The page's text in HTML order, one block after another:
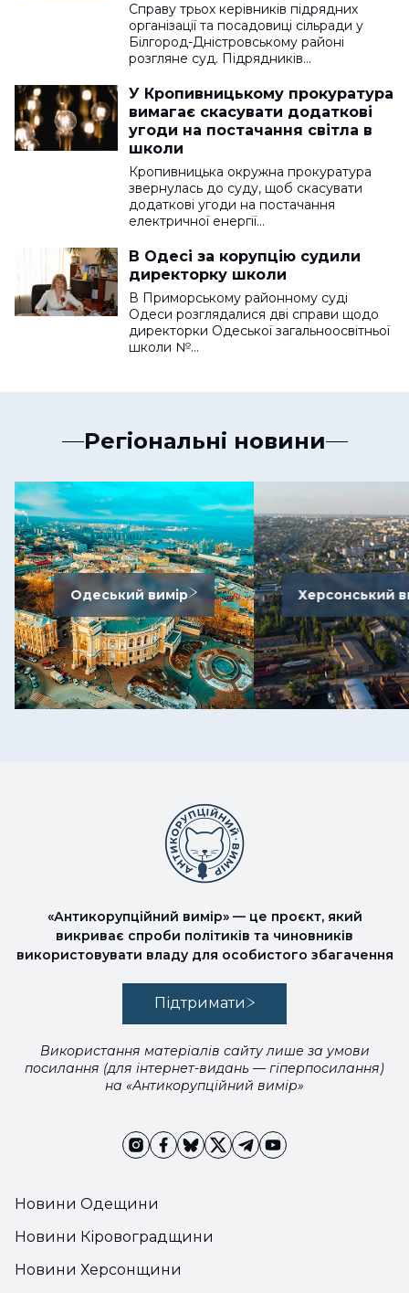
Справу трьох керівників підрядних
організації та посадовиці сільради у
Білгород-Дністровському районі
розгляне суд. Підрядників…
У Кропивницькому прокуратура
вимагає скасувати додаткові
угоди на постачання світла в
школи
Кропивницька окружна прокуратура
звернулась до суду, щоб скасувати
додаткові угоди на постачання
електричної енергії…
В Одесі за корупцію судили
директорку школи
В Приморському районному суді
Одеси розглядалися дві справи щодо
директорки Одеської загальноосвітньої
школи №…
Регіональні новини
Одеський вимір Херсонський
Новини Одещини
Новини Кіровоградщини
Новини Херсонщини
«Антикорупційний вимір» — це проєкт, який
викриває спроби політиків та чиновників
використовувати владу для особистого збагачення
Підтримати
Використання матеріалів сайту лише за умови
посилання (для інтернет-видань — гіперпосилання)
на «Антикорупційний вимір»